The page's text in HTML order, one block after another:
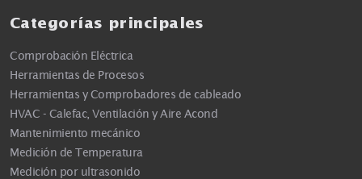
Categorías principales
Comprobación Eléctrica
Herramientas de Procesos
Herramientas y Comprobadores de cableado
HVAC - Calefac, Ventilación y Aire Acond
Mantenimiento mecánico
Medición de Temperatura
Medición por ultrasonido